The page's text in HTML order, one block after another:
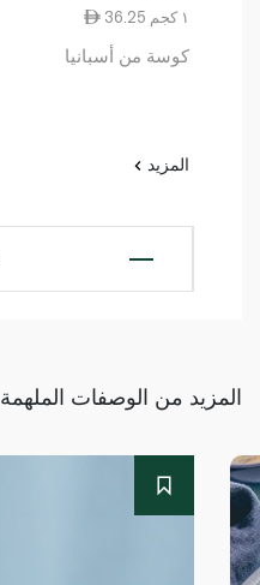
36.25 ١ كجم
كوسة من أسبانيا
المزيد
المزيد من الوصفات الملهمة